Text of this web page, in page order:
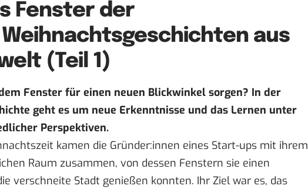
Fenster der
Weihnachtsgeschichten aus
(Teil 1)
Fenster für einen neuen Blickwinkel sorgen? In der
geht es um neue Erkenntnisse und das Lernen unter
Perspektiven.
kamen die Gründer:innen eines Start-ups mit ihrem
Raum zusammen, von dessen Fenstern sie einen
verschneite Stadt genießen konnten. Ihr Ziel war es, das